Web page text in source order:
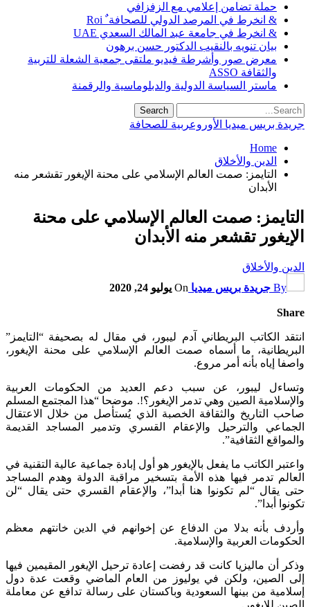
حملة تضامن إعلامي مع الزفزافي
& انخرط في المرصد الدولي للصحافة ٌ Roi
& انخرط في جامعة عبد المالك السعدي UAE
بيان تنويه بالنقيب الدكتور حسن برهون
معرض صور وأشرطة فيديو ملتقى جمعية الشعلة للتربية
والثقافة ASSO
ماستر السياسة الدولية والدبلوماسية والرقمنة
جريدة بريس ميديا الأوروعربية للصحافة
Home
الدين والأخلاق
التايمز: صمت العالم الإسلامي على محنة الإيغور تقشعر منه
الأبدان
التايمز: صمت العالم الإسلامي على محنة
الإيغور تقشعر منه الأبدان
الدين والأخلاق
By جريدة بريس ميديا On يوليو 24, 2020
Share
انتقد الكاتب البريطاني آدم ليبور، في مقال له بصحيفة “التايمز”
البريطانية، ما أسماه صمت العالم الإسلامي على محنة الإيغور،
واصفا إياه بأنه أمر مروع.
وتساءل ليبور، عن سبب دعم العديد من الحكومات العربية
والإسلامية الصين وهي تدمر الإيغور؟!. موضحا “هذا المجتمع المسلم
صاحب التاريخ والثقافة الخصبة الذي يُستأصل من خلال الاعتقال
الجماعي والترحيل والإعقام القسري وتدمير المساجد القديمة
والمواقع الثقافية”.
واعتبر الكاتب ما يفعل بالإيغور هو أول إبادة جماعية عالية التقنية في
العالم تدمر فيها هذه الأمة بتسخير مراقبة الدولة وهدم المساجد
حتى يقال “لم تكونوا هنا أبدا”، والإعقام القسري حتى يقال “لن
تكونوا أبدا”.
وأردف بأنه بدلا من الدفاع عن إخوانهم في الدين خانتهم معظم
الحكومات العربية والإسلامية.
وذكر أن ماليزيا كانت قد رفضت إعادة ترحيل الإيغور المقيمين فيها
إلى الصين، ولكن في يوليوز من العام الماضي وقعت عدة دول
إسلامية من بينها السعودية وباكستان على رسالة تدافع عن معاملة
الصين للإيغور.